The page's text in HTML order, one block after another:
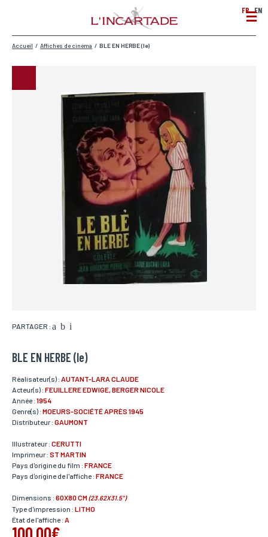
FR EN
Accueil / Affiches de cinéma / BLE EN HERBE (le)
PARTAGER :
BLE EN HERBE (le)
Réalisateur(s) : AUTANT-LARA CLAUDE
Acteur(s) : FEUILLERE EDWIGE, BERGER NICOLE
Année : 1954
Genre(s) : MOEURS-SOCIÉTÉ APRÈS 1945
Distributeur : GAUMONT
Illustrateur : CERUTTI
Imprimeur : ST MARTIN
Pays d'origine du film : FRANCE
Pays d'origine de l'affiche : FRANCE
Dimensions : 60X80 CM(23.62X31.5")
Type d'impression : LITHO
État de l'affiche : A